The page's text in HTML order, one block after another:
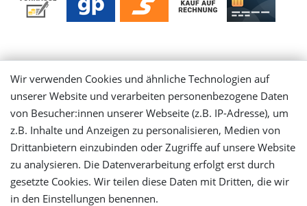
Mein Konto
Login
Registrieren
Versandinformationen
Wir verwenden Cookies und ähnliche Technologien auf
unserer Website und verarbeiten personenbezogene Daten
von Besucher:innen unserer Webseite (z.B. IP-Adresse), um
z.B. Inhalte und Anzeigen zu personalisieren, Medien von
Drittanbietern einzubinden oder Zugriffe auf unsere Website
zu analysieren. Die Datenverarbeitung erfolgt erst durch
gesetzte Cookies. Wir teilen diese Daten mit Dritten, die wir
in den Einstellungen benennen.